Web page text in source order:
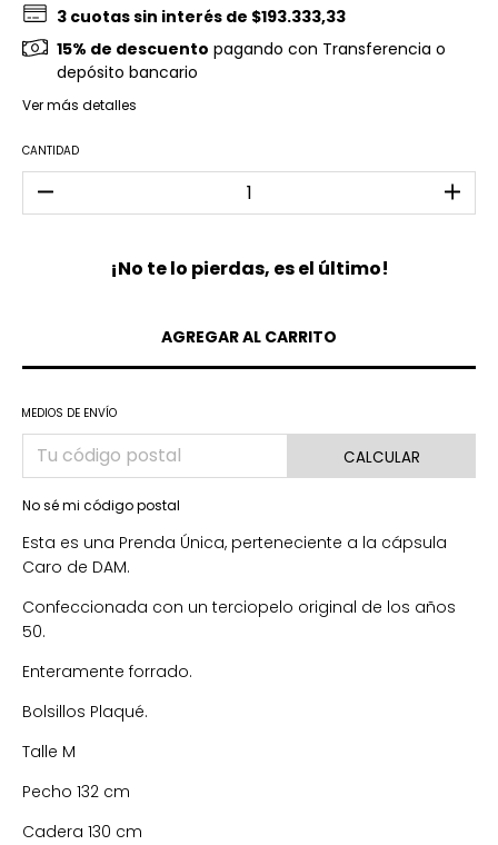
3 cuotas sin interés de $193.333,33
15% de descuento pagando con Transferencia o
depósito bancario
Ver más detalles
CANTIDAD
¡No te lo pierdas, es el último!
MEDIOS DE ENVÍO
CALCULAR
No sé mi código postal
Esta es una Prenda Única, perteneciente a la cápsula
Caro de DAM.
Confeccionada con un terciopelo original de los años
50.
Enteramente forrado.
Bolsillos Plaqué.
Talle M
Pecho 132 cm
Cadera 130 cm